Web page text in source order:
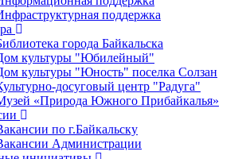
поддержка
города Байкальска
культуры "Юбилейный"
культуры "Юность" поселка Солзан
досуговый центр "Радуга"
«Природа Южного Прибайкалья»
по г.Байкальску
Администрации